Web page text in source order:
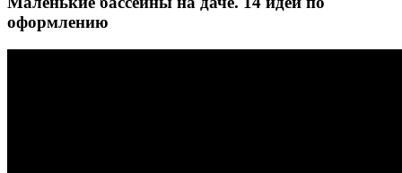
оформлению